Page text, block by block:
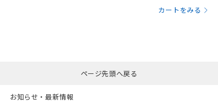
カートをみる
ページ先頭へ戻る
お知らせ・最新情報